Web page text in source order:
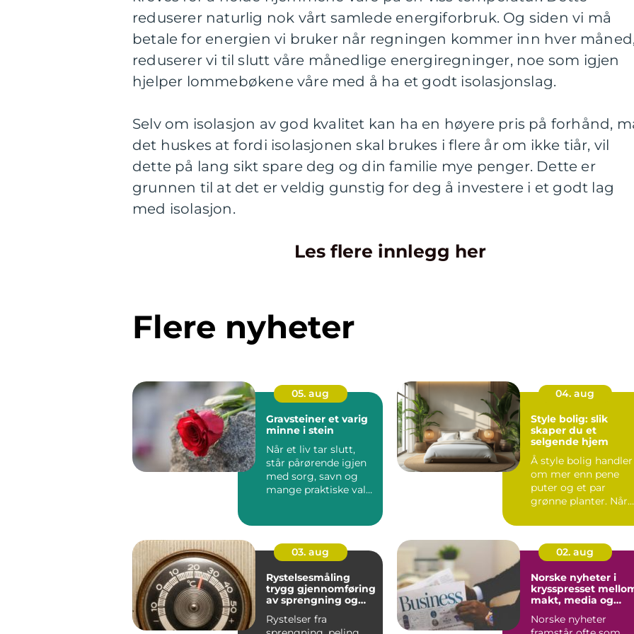
reduserer naturlig nok vårt samlede energiforbruk. Og siden vi må
betale for energien vi bruker når regningen kommer inn hver
reduserer vi til slutt våre månedlige energiregninger, noe som igjen
hjelper lommebøkene våre med å ha et godt isolasjonslag.
Selv om isolasjon av god kvalitet kan ha en høyere pris på forhånd,
det huskes at fordi isolasjonen skal brukes i flere år om ikke tiår, vil
dette på lang sikt spare deg og din familie mye penger. Dette er
grunnen til at det er veldig gunstig for deg å investere i et godt lag
med isolasjon.
Les flere innlegg her
Flere nyheter
05. aug
Gravsteiner et varig
minne i stein
Når et liv tar slutt,
står pårørende igjen
med sorg, savn og
mange praktiske valg.
04. aug
Style bolig: slik
skaper du et
selgende hjem
Å style bolig handler
om mer enn pene
puter og et par
grønne planter. Når
marked...
03. aug
Rystelsesmåling
trygg gjennomføring
av sprengning og
Rystelser fra
02. aug
Norske nyheter i
krysspresset
makt, media og
Norske nyheter